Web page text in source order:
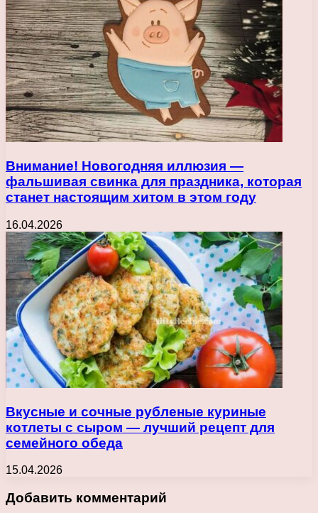
Внимание! Новогодняя иллюзия —
фальшивая свинка для праздника, которая
станет настоящим хитом в этом году
16.04.2026
Вкусные и сочные рубленые куриные
котлеты с сыром — лучший рецепт для
семейного обеда
15.04.2026
Добавить комментарий